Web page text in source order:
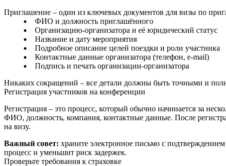
Приглашение – один из ключевых документов для визы по
ФИО и должность приглашённого
Организацию-организатора и её юридический статус
Название и дату мероприятия
Подробное описание целей поездки и роли участника
Контактные данные организатора (телефон, e‑mail)
Подпись и печать организации-организатора
Никаких сокращений – все детали должны быть точными и
Регистрация участников на конференции
Регистрация – это процесс, который обычно начинается за
ФИО, должность, компания, контактные данные. После
на визу.
Важный совет: храните электронное письмо с
процесс и уменьшит риск задержек.
Проверьте требования к страховке